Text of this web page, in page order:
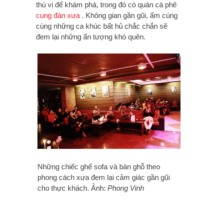
thú vị để khám phá, trong đó có quán cà phê
cung đàn xưa . Không gian gần gũi, ấm cúng
cùng những ca khúc bất hủ chắc chắn sẽ
đem lại những ấn tượng khó quên.
Những chiếc ghế sofa và bàn ghỗ theo
phong cách xưa đem lại cảm giác gần gũi
cho thực khách. Ảnh: Phong Vinh